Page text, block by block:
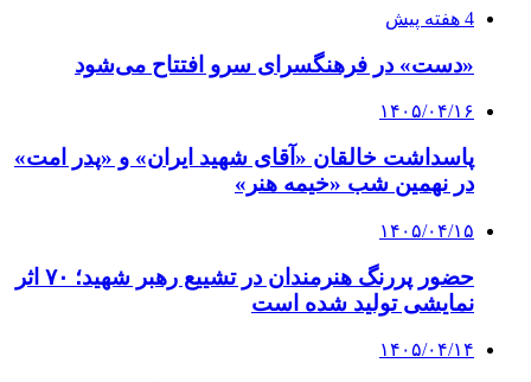
4 هفته پیش
«دست» در فرهنگسرای سرو افتتاح می‌شود
۱۴۰۵/۰۴/۱۶
پاسداشت خالقان «آقای شهید ایران» و «پدر امت»
در نهمین شب «خیمه هنر»
۱۴۰۵/۰۴/۱۵
حضور پررنگ هنرمندان در تشییع رهبر شهید؛ ۷۰ اثر
نمایشی تولید شده است
۱۴۰۵/۰۴/۱۴